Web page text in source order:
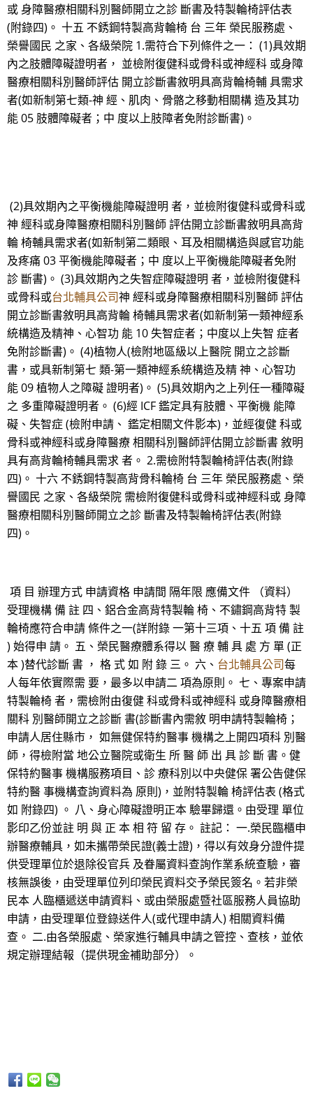
或 身障醫療相關科別醫師開立之診 斷書及特製輪椅評估表
(附錄四)。 十五 不銹鋼特製高背輪椅 台 三年 榮民服務處、
榮譽國民 之家、各級榮院 1.需符合下列條件之一： (1)具效期
內之肢體障礙證明者， 並檢附復健科或骨科或神經科 或身障
醫療相關科別醫師評估 開立診斷書敘明具高背輪椅輔 具需求
者(如新制第七類-神 經、肌肉、骨骼之移動相關構 造及其功
能 05 肢體障礙者；中 度以上肢障者免附診斷書)。
(2)具效期內之平衡機能障礙證明 者，並檢附復健科或骨科或
神 經科或身障醫療相關科別醫師 評估開立診斷書敘明具高背
輪 椅輔具需求者(如新制第二類眼、耳及相關構造與感官功能
及疼痛 03 平衡機能障礙者；中 度以上平衡機能障礙者免附
診 斷書)。 (3)具效期內之失智症障礙證明 者，並檢附復健科
或骨科或台北輔具公司神 經科或身障醫療相關科別醫師 評估
開立診斷書敘明具高背輪 椅輔具需求者(如新制第一類神經系
統構造及精神、心智功 能 10 失智症者；中度以上失智 症者
免附診斷書)。 (4)植物人(檢附地區級以上醫院 開立之診斷
書，或具新制第七 類-第一類神經系統構造及精 神、心智功
能 09 植物人之障礙 證明者)。 (5)具效期內之上列任一種障礙
之 多重障礙證明者。 (6)經 ICF 鑑定具有肢體、平衡機 能障
礙、失智症 (檢附申請、 鑑定相關文件影本)，並經復健 科或
骨科或神經科或身障醫療 相關科別醫師評估開立診斷書 敘明
具有高背輪椅輔具需求 者。 2.需檢附特製輪椅評估表(附錄
四)。 十六 不銹鋼特製高背骨科輪椅 台 三年 榮民服務處、榮
譽國民 之家、各級榮院 需檢附復健科或骨科或神經科或 身障
醫療相關科別醫師開立之診 斷書及特製輪椅評估表(附錄
四)。
項 目 辦理方式 申請資格 申請間 隔年限 應備文件 （資料）
受理機構 備 註 四、鋁合金高背特製輪 椅、不鏽鋼高背特 製
輪椅應符合申請 條件之一(詳附錄 一第十三項、十五 項 備 註
) 始得申 請。 五、榮民醫療體系得以 醫 療 輔 具 處 方 單 (正
本 )替代診斷 書 ， 格 式 如 附 錄 三。 六、 台北輔具公司每
人每年依實際需 要，最多以申請二 項為原則。 七、專案申請
特製輪椅 者，需檢附由復健 科或骨科或神經科 或身障醫療相
關科 別醫師開立之診斷 書(診斷書內需敘 明申請特製輪椅；
申請人居住縣市， 如無健保特約醫事 機構之上開四項科 別醫
師，得檢附當 地公立醫院或衛生 所 醫 師 出 具 診 斷 書。健
保特約醫事 機構服務項目、診 療科別以中央健保 署公告健保
特約醫 事機構查詢資料為 原則)，並附特製輪 椅評估表 (格式
如 附錄四) 。 八、身心障礙證明正本 驗畢歸還。由受理 單位
影印乙份並註 明 與 正 本 相 符 留 存。 註記： 一.榮民臨櫃申
辦醫療輔具，如未攜帶榮民證(義士證)，得以有效身分證件提
供受理單位於退除役官兵 及眷屬資料查詢作業系統查驗，審
核無誤後，由受理單位列印榮民資料交予榮民簽名。若非榮
民本 人臨櫃遞送申請資料、或由榮服處暨社區服務人員協助
申請，由受理單位登錄送件人(或代理申請人) 相關資料備
查。 二.由各榮服處、榮家進行輔具申請之管控、查核，並依
規定辦理結報（提供現金補助部分）。